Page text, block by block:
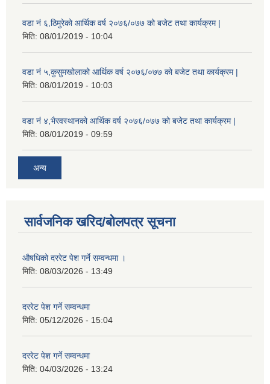
वडा नं ६,ठिमुरेको आर्थिक वर्ष २०७६/०७७ को बजेट तथा कार्यक्रम |
मिति: 08/01/2019 - 10:04
वडा नं ५,कुसुमखोलाको आर्थिक वर्ष २०७६/०७७ को बजेट तथा कार्यक्रम |
मिति: 08/01/2019 - 10:03
वडा नं ४,भैरवस्थानको आर्थिक वर्ष २०७६/०७७ को बजेट तथा कार्यक्रम |
मिति: 08/01/2019 - 09:59
अन्य
सार्वजनिक खरिद/बोलपत्र सूचना
औषधिको दररेट पेश गर्ने सम्वन्धमा ।
मिति: 08/03/2026 - 13:49
दररेट पेश गर्ने सम्वन्धमा
मिति: 05/12/2026 - 15:04
दररेट पेश गर्ने सम्वन्धमा
मिति: 04/03/2026 - 13:24